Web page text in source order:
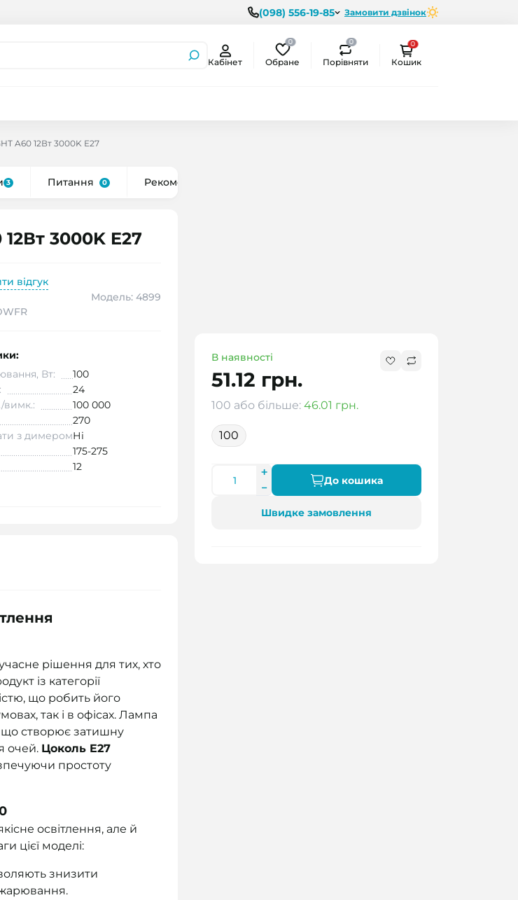
(098) 556-19-85 Замовити дзвінок
Кабінет
0
Обране
0
Порівняти
0
Кошик
A60 12Вт 3000K E27
3 Питання 0 Рекомендуємо
3000K E27
відгук
Модель: 4899
В наявності
51.12 грн.
100 або більше: 46.01 грн.
100
До кошика
Швидке замовлення
Вт:
100
24
вимк.:
100 000
270
з димером:Ні
175-275
12
рішення для тих, хто
із категорії
що робить його
так і в офісах. Лампа
що створює затишну
очей. Цоколь E27
простоту
освітлення, але й
цієї моделі:
знизити